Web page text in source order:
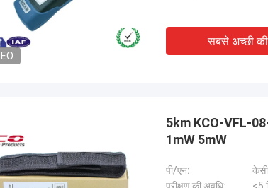
सबसे अच्छी
5km KCO-VFL-
1mW 5mW
पी/एन: